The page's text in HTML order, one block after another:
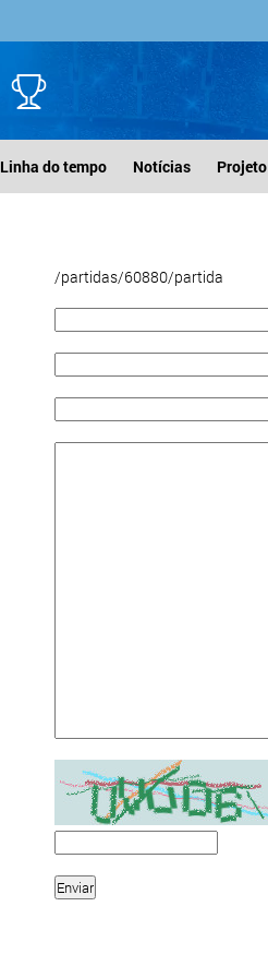
Linha do tempo Notícias Projeto
/partidas/60880/partida